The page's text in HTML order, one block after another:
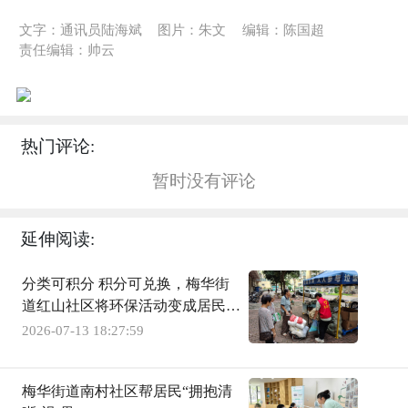
文字：通讯员陆海斌 图片：朱文
编辑：陈国超
责任编辑：帅云
热门评论:
暂时没有评论
延伸阅读:
分类可积分 积分可兑换，梅华街
道红山社区将环保活动变成居民福
利
2026-07-13 18:27:59
梅华街道南村社区帮居民“拥抱清